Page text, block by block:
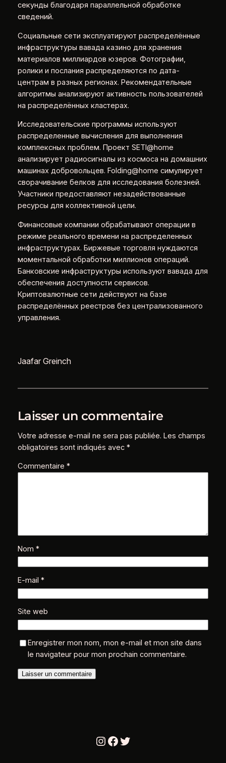
секунды благодаря параллельной обработке
сведений.
Социальные сети эксплуатируют распределённые
инфраструктуры вавада казино для хранения
материалов миллиардов юзеров. Фотографии,
ролики и послания распределяются по дата-
центрам в разных регионах. Рекомендательные
алгоритмы анализируют активность пользователей
на распределённых кластерах.
Исследовательские программы используют
распределенные вычисления для выполнения
комплексных проблем. Проект SETI@home
анализирует радиосигналы из космоса на домашних
машинах добровольцев. Folding@home симулирует
сворачивание белков для исследования болезней.
Участники предоставляют незадействованные
ресурсы для коллективной цели.
Финансовые компании обрабатывают операции в
режиме реального времени на распределенных
инфраструктурах. Биржевые торговля нуждаются
моментальной обработки миллионов операций.
Банковские инфраструктуры используют вавада для
обеспечения доступности сервисов.
Криптовалютные сети действуют на базе
распределённых реестров без централизованного
управления.
Jaafar Greinch
Laisser un commentaire
Votre adresse e-mail ne sera pas publiée. Les champs
obligatoires sont indiqués avec *
Commentaire *
Nom *
E-mail *
Site web
Enregistrer mon nom, mon e-mail et mon site dans
le navigateur pour mon prochain commentaire.
Instagram
Facebook
Twitter